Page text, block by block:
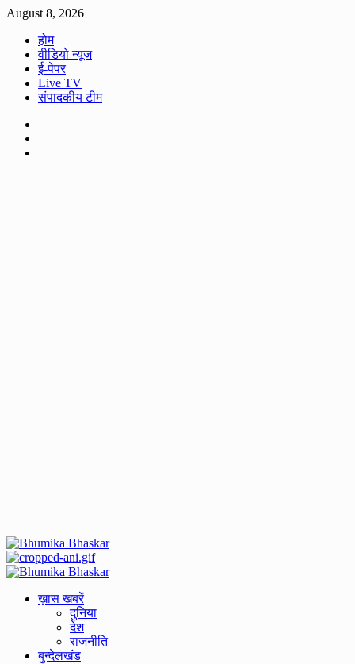
Skip
content
August 8, 2026
होम
वीडियो न्यूज
ई-पेपर
Live TV
संपादकीय टीम
Primary
ख़ास खबरें
दुनिया
देश
राजनीति
बुन्देलखंड